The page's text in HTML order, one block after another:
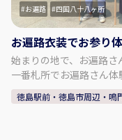
お遍路 四国八十八ヶ所
お遍路衣装でお参り
始まりの地で、お遍路さんになろう。 四
一番札所でお遍路さん
ございません。 季節を問わず
認定を受けたスタッフの
徳島駅前・徳島市周辺・鳴